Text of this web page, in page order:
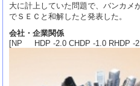
大に計上していた問題で、バンカメ
でＳＥＣと和解したと発表した。
会社・企業関係
[NP HDP -2.0 CHDP -1.0 RHDP -